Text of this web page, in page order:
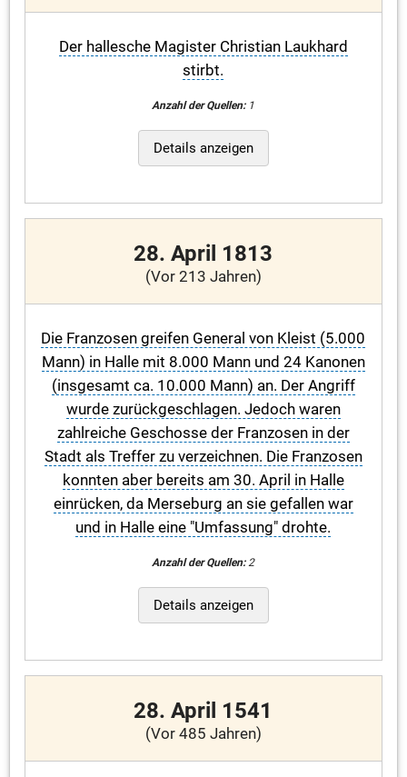
Der hallesche Magister Christian Laukhard
stirbt.
Anzahl der Quellen:1
Details anzeigen
28. April 1813
(Vor 213 Jahren)
Die Franzosen greifen General von Kleist (5.000
Mann) in Halle mit 8.000 Mann und 24 Kanonen
(insgesamt ca. 10.000 Mann) an. Der Angriff
wurde zurückgeschlagen. Jedoch waren
zahlreiche Geschosse der Franzosen in der
Stadt als Treffer zu verzeichnen. Die Franzosen
konnten aber bereits am 30. April in Halle
einrücken, da Merseburg an sie gefallen war
und in Halle eine "Umfassung" drohte.
Anzahl der Quellen:2
Details anzeigen
28. April 1541
(Vor 485 Jahren)